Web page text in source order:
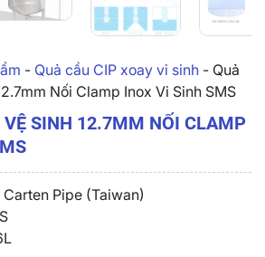
- Quả cầu CIP xoay vi sinh - Quả
Nối Clamp Inox Vi Sinh SMS
VỆ SINH 12.7MM NỐI CLAMP
Carten Pipe (Taiwan)